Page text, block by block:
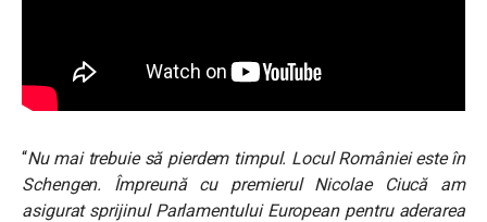
“Nu mai trebuie să pierdem timpul. Locul României este în
Schengen. Împreună cu premierul Nicolae Ciucă am
asigurat sprijinul Parlamentului European pentru aderarea